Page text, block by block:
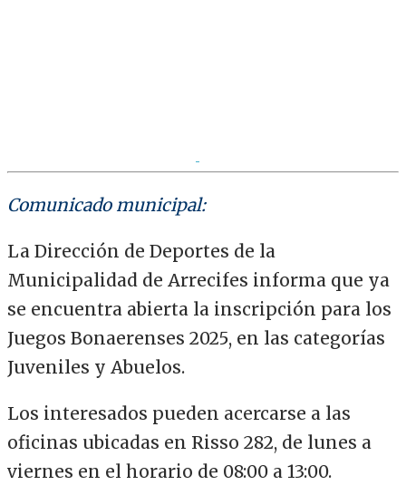
Comunicado municipal:
La Dirección de Deportes de la
Municipalidad de Arrecifes informa que ya
se encuentra abierta la inscripción para los
Juegos Bonaerenses 2025, en las categorías
Juveniles y Abuelos.
Los interesados pueden acercarse a las
oficinas ubicadas en Risso 282, de lunes a
viernes en el horario de 08:00 a 13:00.